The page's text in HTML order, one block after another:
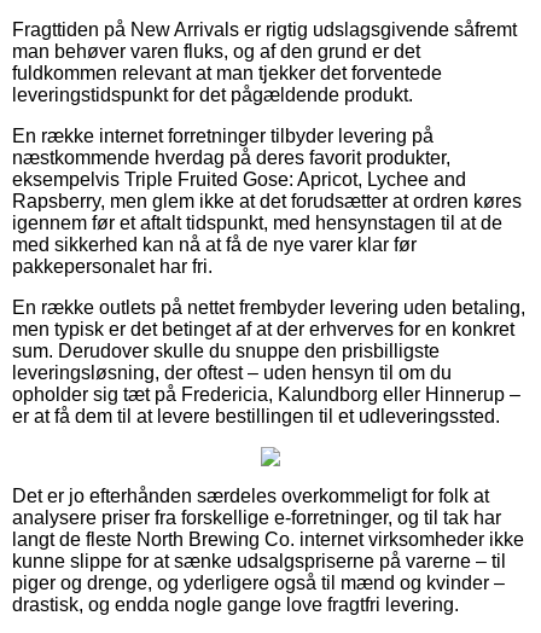
Fragttiden på New Arrivals er rigtig udslagsgivende såfremt
man behøver varen fluks, og af den grund er det
fuldkommen relevant at man tjekker det forventede
leveringstidspunkt for det pågældende produkt.
En række internet forretninger tilbyder levering på
næstkommende hverdag på deres favorit produkter,
eksempelvis Triple Fruited Gose: Apricot, Lychee and
Rapsberry, men glem ikke at det forudsætter at ordren køres
igennem før et aftalt tidspunkt, med hensynstagen til at de
med sikkerhed kan nå at få de nye varer klar før
pakkepersonalet har fri.
En række outlets på nettet frembyder levering uden betaling,
men typisk er det betinget af at der erhverves for en konkret
sum. Derudover skulle du snuppe den prisbilligste
leveringsløsning, der oftest – uden hensyn til om du
opholder sig tæt på Fredericia, Kalundborg eller Hinnerup –
er at få dem til at levere bestillingen til et udleveringssted.
Det er jo efterhånden særdeles overkommeligt for folk at
analysere priser fra forskellige e-forretninger, og til tak har
langt de fleste North Brewing Co. internet virksomheder ikke
kunne slippe for at sænke udsalgspriserne på varerne – til
piger og drenge, og yderligere også til mænd og kvinder –
drastisk, og endda nogle gange love fragtfri levering.